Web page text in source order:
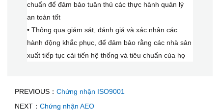
chuẩn để đảm bảo tuân thủ các thực hành quản lý
an toàn tốt
• Thông qua giám sát, đánh giá và xác nhận các
hành động khắc phục, để đảm bảo rằng các nhà sản
xuất tiếp tục cải tiến hệ thống và tiêu chuẩn của họ
PREVIOUS： Chứng nhận ISO9001
NEXT： Chứng nhận AEO